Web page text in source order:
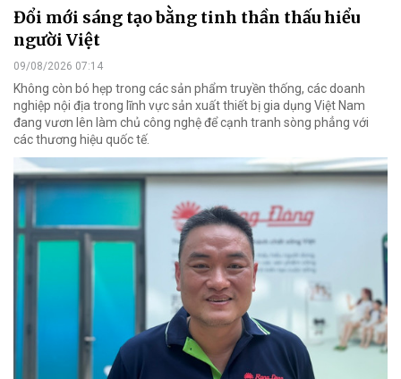
Đổi mới sáng tạo bằng tinh thần thấu hiểu
người Việt
09/08/2026 07:14
Không còn bó hẹp trong các sản phẩm truyền thống, các doanh
nghiệp nội địa trong lĩnh vực sản xuất thiết bị gia dụng Việt Nam
đang vươn lên làm chủ công nghệ để cạnh tranh sòng phẳng với
các thương hiệu quốc tế.